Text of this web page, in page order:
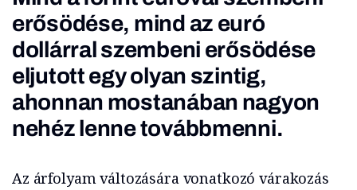
erősödése, mind az euró
dollárral szembeni erősödése
eljutott egy olyan szintig,
ahonnan mostanában nagyon
nehéz lenne továbbmenni.
Az árfolyam változására vonatkozó várakozás